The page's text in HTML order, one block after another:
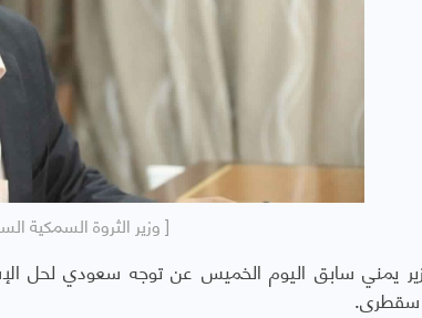
[ وزير الثروة السمكية
يمني سابق اليوم الخميس عن توجه سعودي لحل
سقطرى.